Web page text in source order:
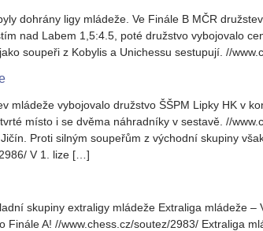
dohrány ligy mládeže. Ve Finále B MČR
nad Labem 1,5:4.5, poté družstvo vybojovalo
soupeři z Kobylis a Unichessu sestupují. //
mládeže vybojovalo družstvo ŠŠPM Lipky HK v
místo i se dvěma náhradníky v sestavě. //
Proti silným soupeřům z východní skupiny
V 1. lize […]
skupiny extraligy mládeže Extraliga mládeže
Finále A! //www.chess.cz/soutez/2983/ Extraliga